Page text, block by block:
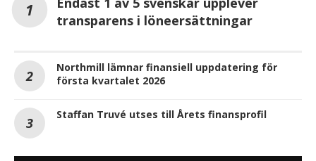
transparens i löneersättningar
Northmill lämnar finansiell uppdatering för
första kvartalet 2026
Staffan Truvé utses till Årets finansprofil